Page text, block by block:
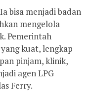
bisa menjadi badan
mengelola
Pemerintah
kuat, lengkap
pinjam, klinik,
agen LPG
Ferry.